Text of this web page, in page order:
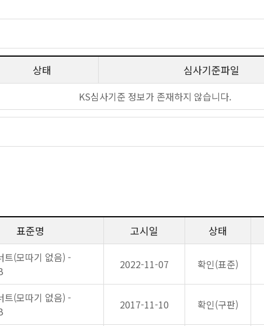
상태 심사기준파일
KS심사기준 정보가 존재하지 않습니다.
표준명 고시일 상태
트(모따기 없음) -
2022-11-07 확인(표준)
트(모따기 없음) -
2017-11-10 확인(구판)